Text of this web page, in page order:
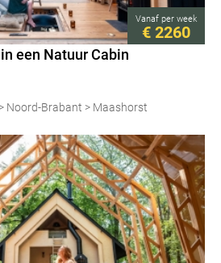
Vanaf per week
€ 2260
een Natuur Cabin
Noord-Brabant > Maashorst